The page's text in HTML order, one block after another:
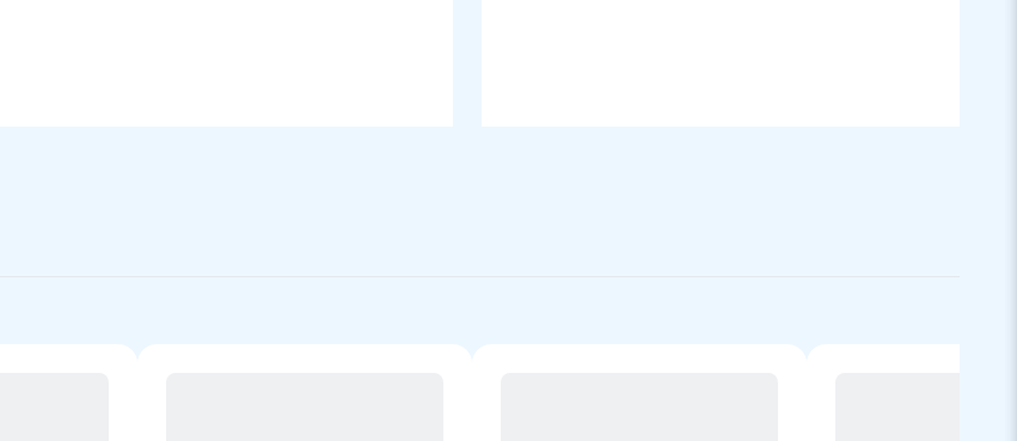
en permanence
et d’une